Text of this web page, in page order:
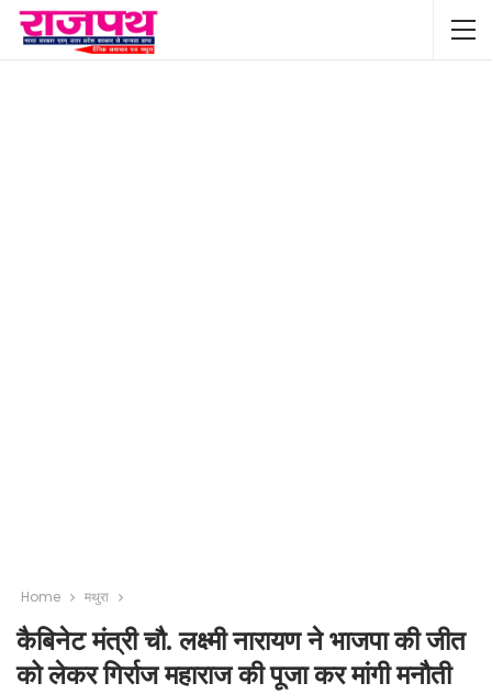
Home मथुरा
कैबिनेट मंत्री चौ. लक्ष्मी नारायण ने भाजपा की जीत
को लेकर गिर्राज महाराज की पूजा कर मांगी मनौती